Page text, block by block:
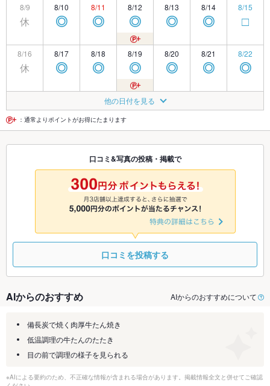
8/9
休
8/10
◎
8/11
◎
8/12
◎
8/13
◎
8/14
◎
8/15
□
8/16
休
8/17
◎
8/18
◎
8/19
◎
8/20
◎
8/21
◎
8/22
◎
休 ◎
8/25
◎
8/26
◎
8/27
◎ ◎ ◎
8/30 8/31 9/1
◎
9/2
◎
9/3
◎
9/4 9/5
9/8
◎
9/9
◎
9/10
◎
9/11
他の日付を見る
：通常よりポイントがお得にたまります
口コミ&写真の投稿・掲載で
口コミを投稿する
AIからのおすすめ AIからのおすすめについて
備長炭で焼く肉厚牛たん焼き
低温調理の牛たんのたたき
目の前で調理の様子を見られる
※AIによる要約のため、不正確な情報が含まれる場合があります。掲載情報全文と併せてご確認